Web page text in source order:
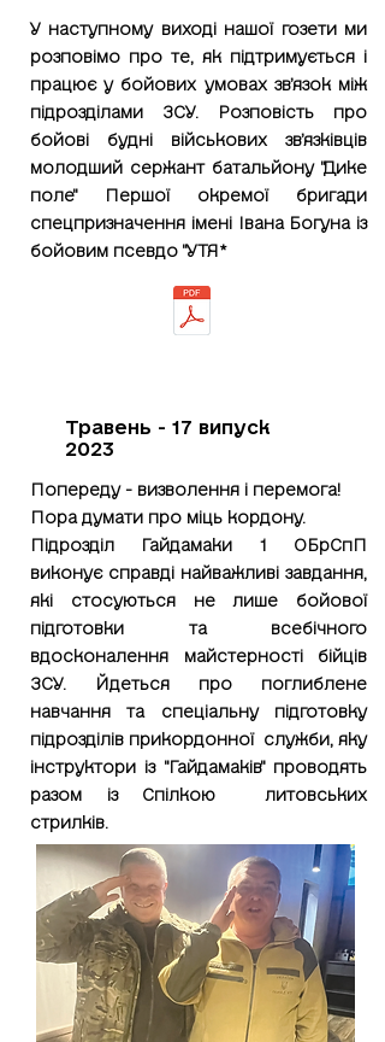
У наступному виході нашої гозети ми
розповімо про те, як підтримується і
працює у бойових умовах звʼязок між
підрозділами ЗСУ. Розповість про
бойові будні військових звʼязківців
молодший сержант батальйону "Дике
поле" Першої окремої бригади
спецпризначення імені Івана Богуна із
бойовим псевдо "УТЯ*
Травень - 17 випуск
2023
Попереду - визволення і перемога!
Пора думати про міць кордону.
Підрозділ Гайдамаки 1 ОБрСпП
виконує справді найважливі завдання,
які стосуються не лише бойової
підготовки та всебічного
вдосконалення майстерності бійців
ЗСУ. Йдеться про поглиблене
навчання та спеціальну підготовку
підрозділів прикордонної служби, яку
інструктори із "Гайдамаків" проводять
разом із Спілкою литовських
стрилків.